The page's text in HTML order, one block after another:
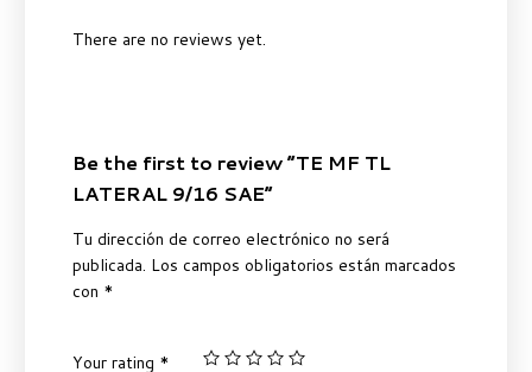
There are no reviews yet.
Be the first to review “TE MF TL
LATERAL 9/16 SAE”
Tu dirección de correo electrónico no será
publicada. Los campos obligatorios están marcados
con *
Your rating *